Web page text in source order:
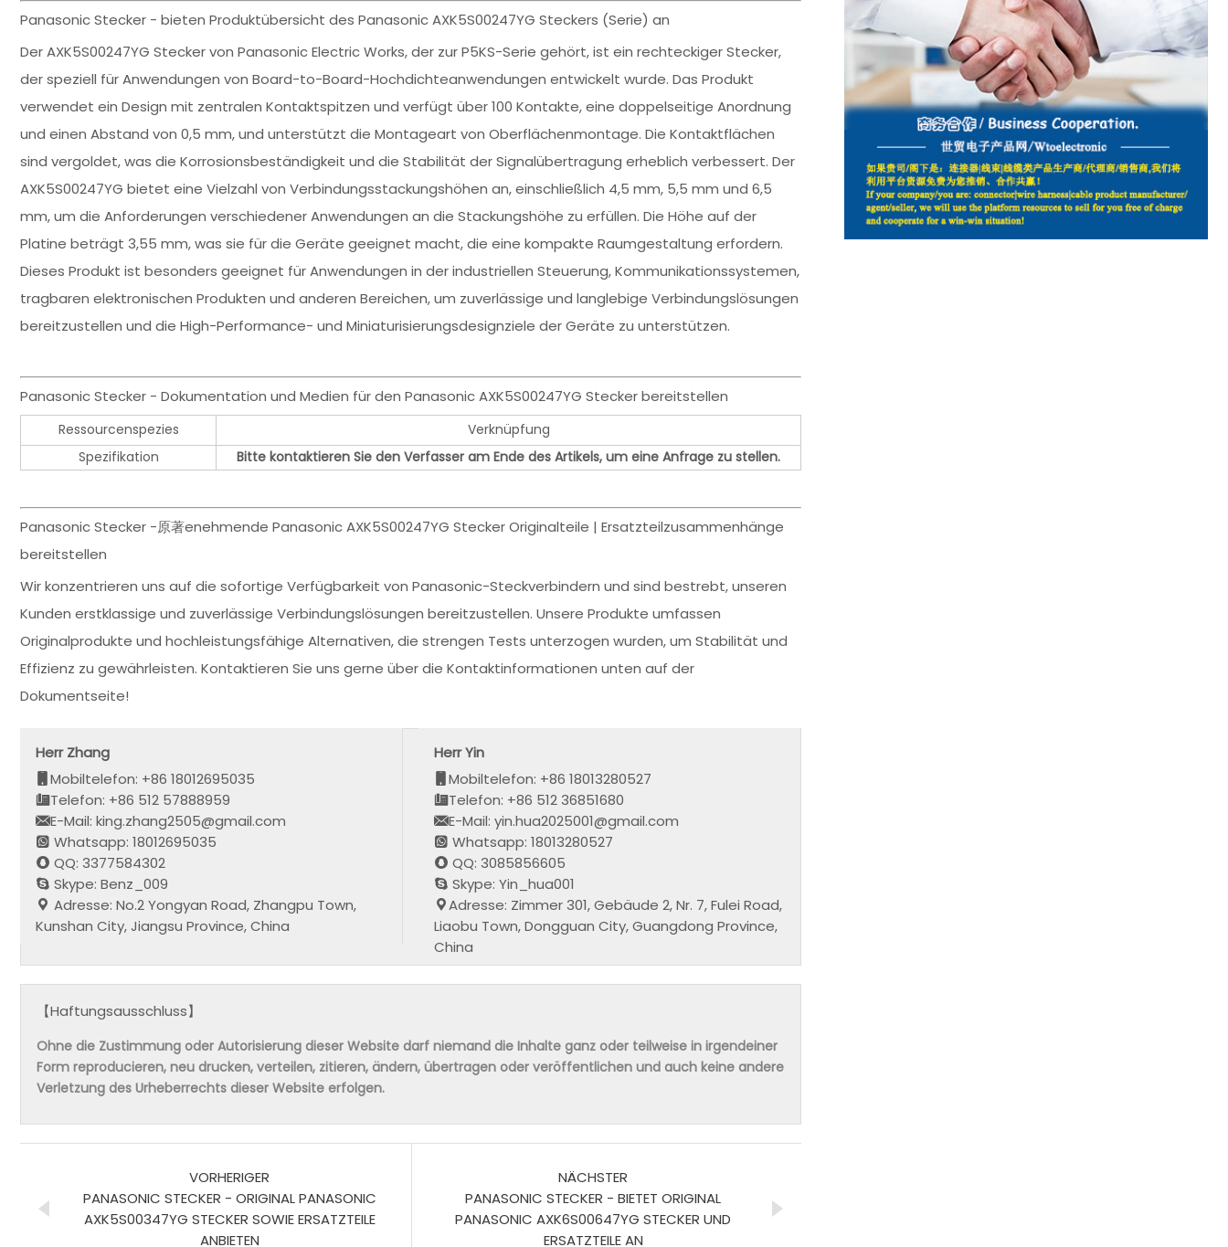
Panasonic Stecker - bieten Produktübersicht des Panasonic AXK5S00247YG Steckers (Serie) an
Der AXK5S00247YG Stecker von Panasonic Electric Works, der zur P5KS-Serie gehört, ist ein rechteckiger Stecker,
der speziell für Anwendungen von Board-to-Board-Hochdichteanwendungen entwickelt wurde. Das Produkt
verwendet ein Design mit zentralen Kontaktspitzen und verfügt über 100 Kontakte, eine doppelseitige Anordnung
und einen Abstand von 0,5 mm, und unterstützt die Montageart von Oberflächenmontage. Die Kontaktflächen
sind vergoldet, was die Korrosionsbeständigkeit und die Stabilität der Signalübertragung erheblich verbessert. Der
AXK5S00247YG bietet eine Vielzahl von Verbindungsstackungshöhen an, einschließlich 4,5 mm, 5,5 mm und 6,5
mm, um die Anforderungen verschiedener Anwendungen an die Stackungshöhe zu erfüllen. Die Höhe auf der
Platine beträgt 3,55 mm, was sie für die Geräte geeignet macht, die eine kompakte Raumgestaltung erfordern.
Dieses Produkt ist besonders geeignet für Anwendungen in der industriellen Steuerung, Kommunikationssystemen,
tragbaren elektronischen Produkten und anderen Bereichen, um zuverlässige und langlebige Verbindungslösungen
bereitzustellen und die High-Performance- und Miniaturisierungsdesignziele der Geräte zu unterstützen.
Panasonic Stecker - Dokumentation und Medien für den Panasonic AXK5S00247YG Stecker bereitstellen
Ressourcenspezies
Verknüpfung
Spezifikation
Bitte kontaktieren Sie den Verfasser am Ende des Artikels, um eine Anfrage zu stellen.
Panasonic Stecker -原著enehmende Panasonic AXK5S00247YG Stecker Originalteile | Ersatzteilzusammenhänge
bereitstellen
Wir konzentrieren uns auf die sofortige Verfügbarkeit von Panasonic-Steckverbindern und sind bestrebt, unseren
Kunden erstklassige und zuverlässige Verbindungslösungen bereitzustellen. Unsere Produkte umfassen
Originalprodukte und hochleistungsfähige Alternativen, die strengen Tests unterzogen wurden, um Stabilität und
Effizienz zu gewährleisten. Kontaktieren Sie uns gerne über die Kontaktinformationen unten auf der
Dokumentseite!
Herr Zhang
Mobiltelefon: +86 18012695035
Telefon: +86 512 57888959
E-Mail: king.zhang2505@gmail.com
Whatsapp: 18012695035
QQ: 3377584302
Skype: Benz_009
Adresse: No.2 Yongyan Road, Zhangpu Town,
Kunshan City, Jiangsu Province, China
Herr Yin
Mobiltelefon: +86 18013280527
Telefon: +86 512 36851680
E-Mail: yin.hua2025001@gmail.com
Whatsapp: 18013280527
QQ: 3085856605
Skype: Yin_hua001
Adresse: Zimmer 301, Gebäude 2, Nr. 7, Fulei Road,
Liaobu Town, Dongguan City, Guangdong Province,
China
【Haftungsausschluss】
Ohne die Zustimmung oder Autorisierung dieser Website darf niemand die Inhalte ganz oder teilweise in irgendeiner
Form reproducieren, neu drucken, verteilen, zitieren, ändern, übertragen oder veröffentlichen und auch keine andere
Verletzung des Urheberrechts dieser Website erfolgen.
VORHERIGER
PANASONIC STECKER - ORIGINAL PANASONIC
AXK5S00347YG STECKER SOWIE ERSATZTEILE
ANBIETEN
NÄCHSTER
PANASONIC STECKER - BIETET ORIGINAL
PANASONIC AXK6S00647YG STECKER UND
ERSATZTEILE AN